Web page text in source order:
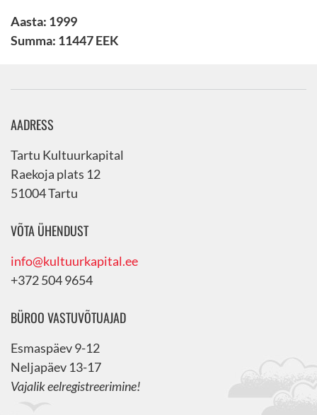
Aasta: 1999
Summa: 11447 EEK
AADRESS
Tartu Kultuurkapital
Raekoja plats 12
51004 Tartu
VÕTA ÜHENDUST
info@kultuurkapital.ee
+372 504 9654
BÜROO VASTUVÕTUAJAD
Esmaspäev 9-12
Neljapäev 13-17
Vajalik eelregistreerimine!